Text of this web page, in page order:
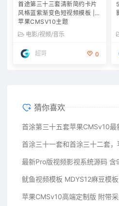
首途第三十三套清新简约卡片
风格蓝紫渐变色短视频模板 |
苹果CMSV10主题
电影/视频/音乐
超哥 0
猜你喜欢
最新Pro版视频影视系统源码 含
苹果CMSv10高端定制版 附带